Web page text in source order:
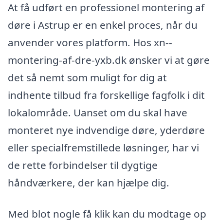
At få udført en professionel montering af
døre i Astrup er en enkel proces, når du
anvender vores platform. Hos xn--
montering-af-dre-yxb.dk ønsker vi at gøre
det så nemt som muligt for dig at
indhente tilbud fra forskellige fagfolk i dit
lokalområde. Uanset om du skal have
monteret nye indvendige døre, yderdøre
eller specialfremstillede løsninger, har vi
de rette forbindelser til dygtige
håndværkere, der kan hjælpe dig.
Med blot nogle få klik kan du modtage op